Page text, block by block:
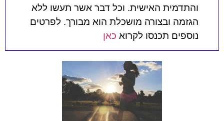
והתדמית האישית. וכל דבר אשר תעשו ללא
הגזמה ובצורה מושכלת הוא מבורך. לפרטים
נוספים תכנסו לקרוא כאן